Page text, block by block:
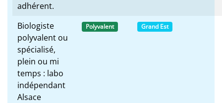
adhérent.
Biologiste
polyvalent ou
spécialisé,
plein ou mi
temps : labo
indépendant
Alsace
Polyvalent Grand Est